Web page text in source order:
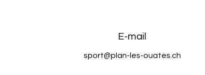
E-mail
sport@plan-les-ouates.ch